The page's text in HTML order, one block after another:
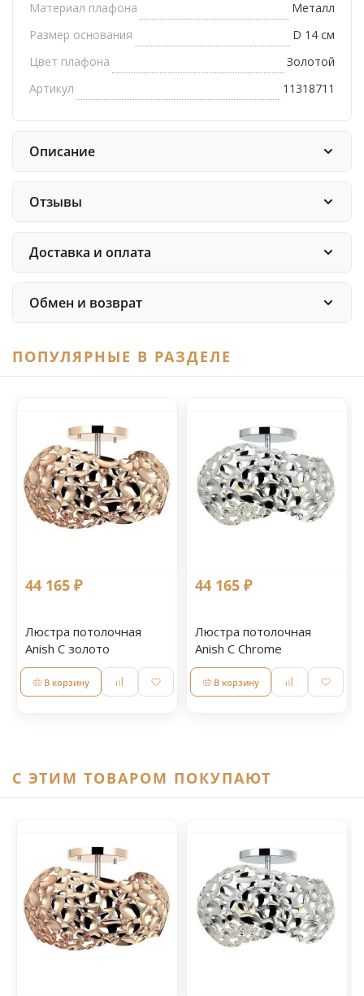
Материал плафона
Металл
Размер основания
D 14 см
Цвет плафона
Золотой
Артикул
11318711
Описание
Отзывы
Доставка и оплата
Обмен и возврат
ПОПУЛЯРНЫЕ В РАЗДЕЛЕ
44 165 ₽
Люстра потолочная
Anish С золото
В корзину
44 165 ₽
Люстра потолочная
Anish С Chrome
В корзину
C ЭТИМ ТОВАРОМ ПОКУПАЮТ